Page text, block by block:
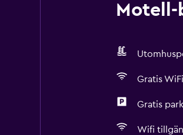
Gratis WiFi
Gratis
Wifi